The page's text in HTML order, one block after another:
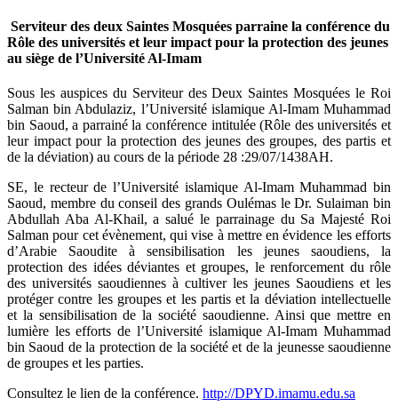
Serviteur des deux Saintes Mosquées parraine la conférence du
Rôle des universités et leur impact pour la protection des jeunes
au siège de l’Université Al-Imam
​Sous les auspices du Serviteur des Deux Saintes Mosquées le Roi
Salman bin Abdulaziz, l’Université islamique Al-Imam Muhammad
bin Saoud, a parrainé la conférence intitulée (Rôle des universités et
leur impact pour la protection des jeunes des groupes, des partis et
de la déviation) au cours de la période 28 :29/07/1438AH.
SE, le recteur de l’Université islamique Al-Imam Muhammad bin
Saoud, membre du conseil des grands Oulémas le Dr. Sulaiman bin
Abdullah Aba Al-Khail, a salué le parrainage du Sa Majesté Roi
Salman pour cet évènement, qui vise à mettre en évidence les efforts
d’Arabie Saoudite à sensibilisation les jeunes saoudiens, la
protection des idées déviantes et groupes, le renforcement du rôle
des universités saoudiennes à cultiver les jeunes Saoudiens et les
protéger contre les groupes et les partis et la déviation intellectuelle
et la sensibilisation de la société saoudienne. Ainsi que mettre en
lumière les efforts de l’Université islamique Al-Imam Muhammad
bin Saoud de la protection de la société et de la jeunesse saoudienne
de groupes et les parties.
Consultez le lien de la conférence. http://DPYD.imamu.edu.sa